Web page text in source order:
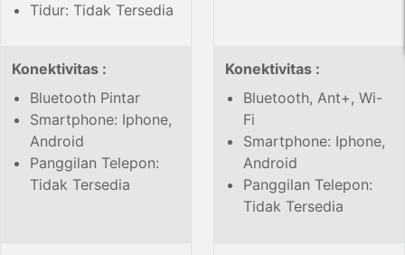
Tidur: Tidak Tersedia
Konektivitas :
Bluetooth Pintar
Smartphone: Iphone,
Android
Panggilan Telepon:
Tidak Tersedia
Konektivitas :
Bluetooth, Ant+, Wi-
Fi
Smartphone: Iphone,
Android
Panggilan Telepon:
Tidak Tersedia